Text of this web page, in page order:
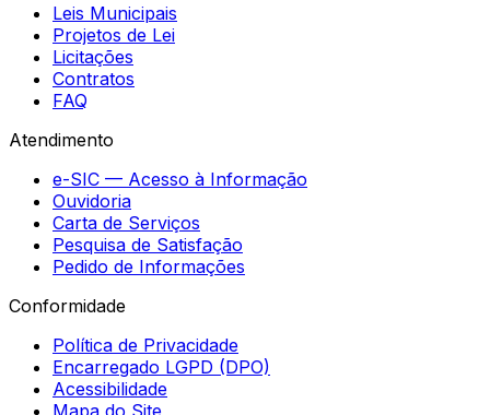
Leis Municipais
Projetos de Lei
Licitações
Contratos
FAQ
Atendimento
e-SIC — Acesso à Informação
Ouvidoria
Carta de Serviços
Pesquisa de Satisfação
Pedido de Informações
Conformidade
Política de Privacidade
Encarregado LGPD (DPO)
Acessibilidade
Mapa do Site